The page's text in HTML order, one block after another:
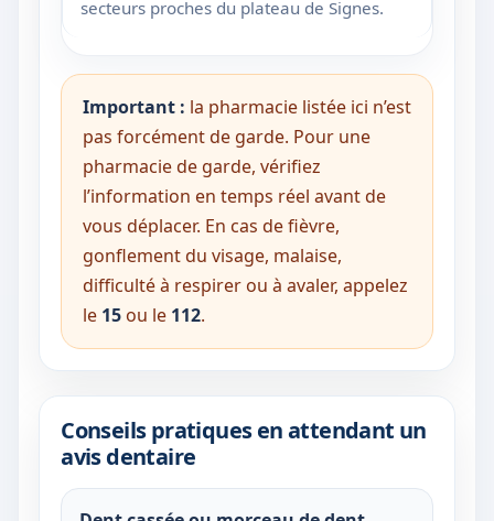
secteurs proches du plateau de Signes.
Important : la pharmacie listée ici n’est
pas forcément de garde. Pour une
pharmacie de garde, vérifiez
l’information en temps réel avant de
vous déplacer. En cas de fièvre,
gonflement du visage, malaise,
difficulté à respirer ou à avaler, appelez
le 15ou le 112.
Conseils pratiques en attendant un
avis dentaire